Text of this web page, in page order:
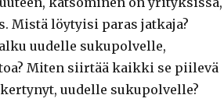
Mistä löytyisi paras jatkaja?
uudelle sukupolvelle,
Miten siirtää kaikki se piilevä
uudelle sukupolvelle?